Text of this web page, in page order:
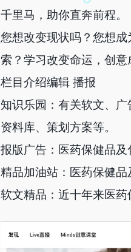
千里马，助你直奔前程。
您想改变现状吗？您想
索？学习改变命运，创
栏目介绍编辑 播报
知识乐园：有关软文、广
资料库、策划方案等。
报版广告：医药保健品及
精品加油站：医药保健品
软文精品：近十年来医药